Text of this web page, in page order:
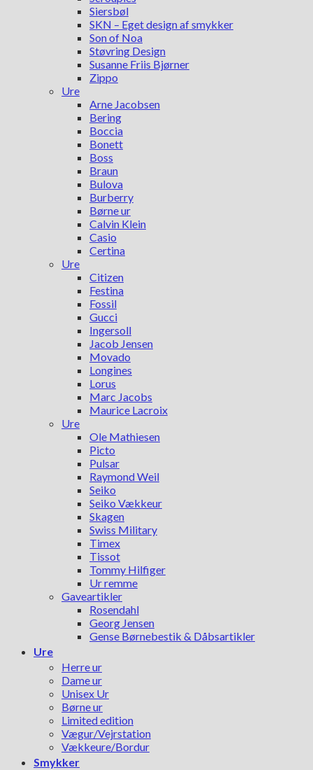
Siersbøl
SKN – Eget design af smykker
Son of Noa
Støvring Design
Susanne Friis Bjørner
Zippo
Ure
Arne Jacobsen
Bering
Boccia
Bonett
Boss
Braun
Bulova
Burberry
Børne ur
Calvin Klein
Casio
Certina
Ure
Citizen
Festina
Fossil
Gucci
Ingersoll
Jacob Jensen
Movado
Longines
Lorus
Marc Jacobs
Maurice Lacroix
Ure
Ole Mathiesen
Picto
Pulsar
Raymond Weil
Seiko
Seiko Vækkeur
Skagen
Swiss Military
Timex
Tissot
Tommy Hilfiger
Ur remme
Gaveartikler
Rosendahl
Georg Jensen
Gense Børnebestik & Dåbsartikler
Ure
Herre ur
Dame ur
Unisex Ur
Børne ur
Limited edition
Vægur/Vejrstation
Vækkeure/Bordur
Smykker